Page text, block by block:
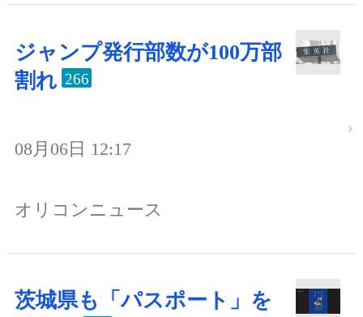
ジャンプ発行部数が100万部
割れ 266
08月06日 12:17
オリコンニュース
茨城県も「パスポート」を